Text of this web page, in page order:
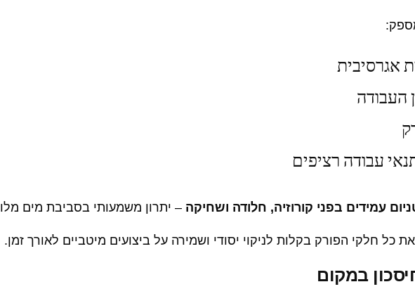
אגרסיבית
העבודה
עבודה רציפים
עמידים בפני קורוזיה, חלודה ושחיקה – יתרון משמעותי בסביבת מים
כל חלקי הפורק בקלות לניקוי יסודי ושמירה על ביצועים מיטביים לאורך זמן.